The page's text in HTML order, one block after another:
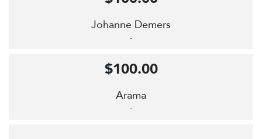
Johanne Demers
-
Arama
-
$100.00